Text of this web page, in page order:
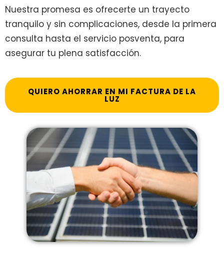
Nuestra promesa es ofrecerte un trayecto
tranquilo y sin complicaciones, desde la primera
consulta hasta el servicio posventa, para
asegurar tu plena satisfacción.
QUIERO AHORRAR EN MI FACTURA DE LA
LUZ